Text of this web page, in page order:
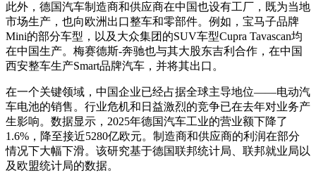
此外，德国汽车制造商和供应商在中国也设有工厂，既为当地
市场生产，也向欧洲出口整车和零部件。例如，宝马子品牌
Mini的部分车型，以及大众集团的SUV车型Cupra Tavascan均
在中国生产。梅赛德斯-奔驰也与其大股东吉利合作，在中国
西安整车生产Smart品牌汽车，并将其出口。
在一个关键领域，中国企业已经占据全球主导地位——电动汽
车电池的销售。行业危机和日益激烈的竞争已在去年对业务产
生影响。数据显示，2025年德国汽车工业的营业额下降了
1.6%，降至接近5280亿欧元。制造商和供应商的利润在部分
情况下大幅下滑。该研究基于德国联邦统计局、联邦就业局以
及欧盟统计局的数据。